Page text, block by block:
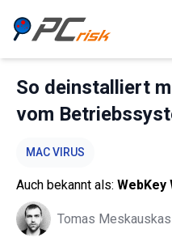
So deinstalliert
vom
MAC VIRUS
Auch bekannt als: WebKey
Tomas Meskauskas